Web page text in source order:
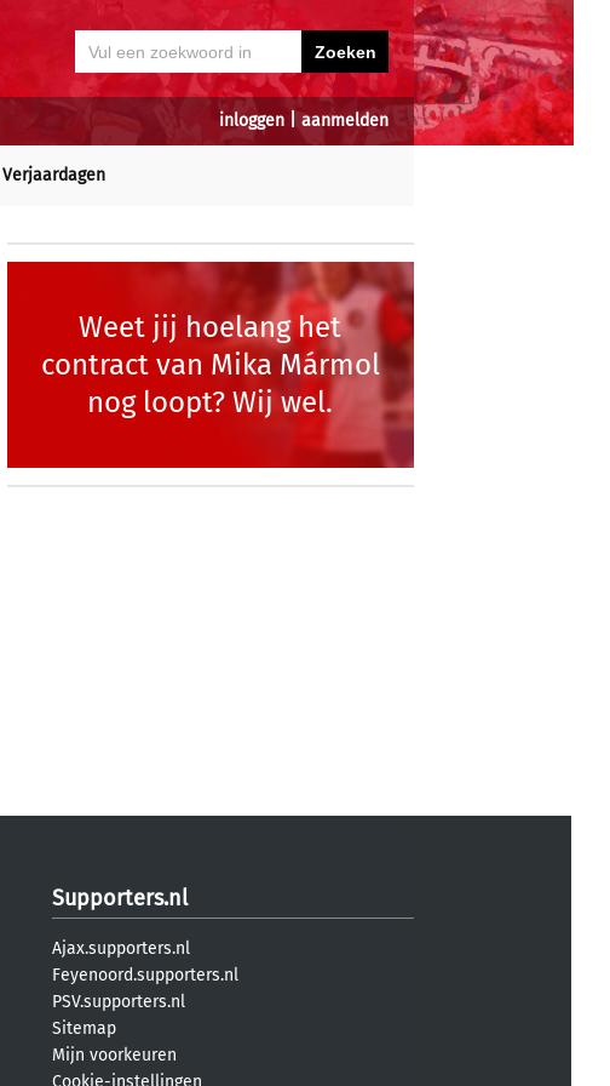
inloggen aanmelden
Verjaardagen
Weet jij hoelang het
contract van Mika Mármol
nog loopt? Wij wel.
Supporters.nl
Ajax.supporters.nl
Feyenoord.supporters.nl
PSV.supporters.nl
Sitemap
Mijn voorkeuren
Cookie-instellingen